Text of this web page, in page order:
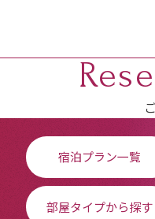
宿泊プラン一覧
部屋タイプから探す